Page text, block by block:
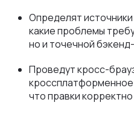
Определят
какие проблемы
но и точечной
Проведут кросс-
что правки